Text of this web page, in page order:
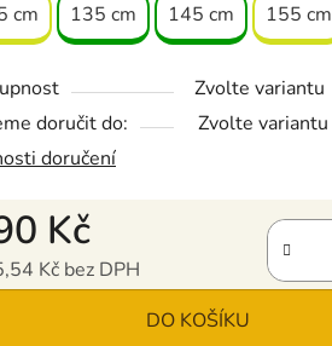
cm 135 cm 145 cm 155 cm
Zvolte variantu
doručit do:
Zvolte variantu
doručení
Kč
Kč bez DPH
cena: DO KOŠÍKU